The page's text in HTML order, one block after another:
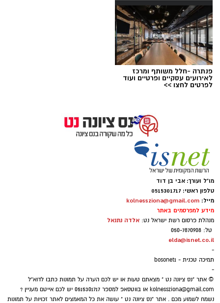
תגים:בחירות 2026 , סקר חדשות 13
אבי בן דוד + צ'אט גפט
סקר חדשות 13: האופוזיציה שומרת על רוב כללי,
גוש המפלגות היהודיות נחלש
נתוני הסקר העדכני מעידים כי נפילת מפלגת
"בית ציוני" אל מתחת לאחוז החסימה - שוחקת
והצטרפות יואב סגלוביץ' לרע"מ ועבאס, עשויים
להגדיל את ייצוג המפלגות הערביות עד ל-15
פנתרה -חלל משותף ומרכז
לאירועים עסקיים ופרטיים ועוד
לפרטים לחצו >>
מו"ל ועורך: אבי בן דוד
טלפון ראשי: 0515301717
מייל: kolnessziona@gmail.com
מידע למפרסמים באתר
מנהלת פרסום רשת ישראל נט: אלדה נתנאל
טל: 050-7870908
elda@isnet.co.il
-
תמיכה טכנית - bosonet1
-
© אתר "נס ציונה נט " מצאתם טעות או יש לכם הערה על תמונות כתבו לדוא"ל
kolnessziona@gmail.com
או בווטסאפ למספר 0515301717 יש לכם אייטם מעניין ?
נשמח לשמוע מכם . אתר "נס ציונה נט " עושה את כל המאמצים לאתר זכויות על תמונות